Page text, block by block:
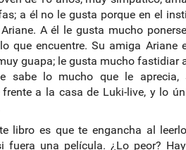
a él no le gusta porque en el
A él le gusta mucho
que encuentre. Su amiga Ariane
guapa; le gusta mucho fastidiar
sabe lo mucho que le
frente a la casa de Luki-live, y lo
libro es que te engancha al
fuera una película. ¿Lo peor?